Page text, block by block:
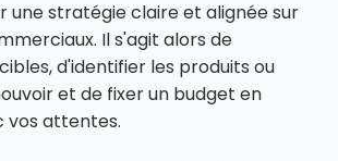
une stratégie claire et alignée sur
Il s'agit alors de
d'identifier les produits ou
et de fixer un budget en
vos attentes.